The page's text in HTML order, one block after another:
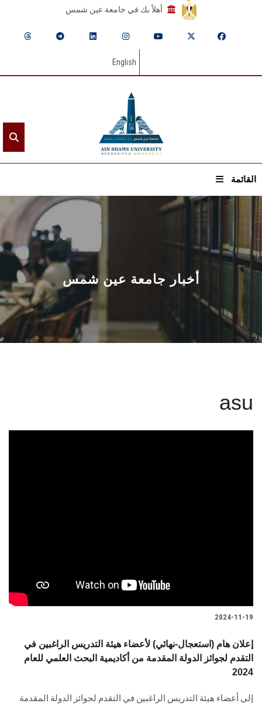
أهلاً بك في جامعة عين شمس
English
القائمة
الرئيسيـة
عن الجامعة
القطاعـات
الشئون الأكاديمية
البحث العلمي
الدراسات العليا
الموظفون
الزائـرون
أخبار جامعة عين شمس
asu
2024-11-19
إعلان هام (استعجال-نهائي) لأعضاء هيئة التدريس الراغبين في
التقدم لجوائز الدولة المقدمة من أكاديمية البحث ‏العلمي للعام
2024
إلى أعضاء هيئة التدريس الراغبين في التقدم لجوائز الدولة المقدمة